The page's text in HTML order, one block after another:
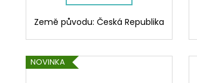
Země původu: Česká Republika
NOVINKA